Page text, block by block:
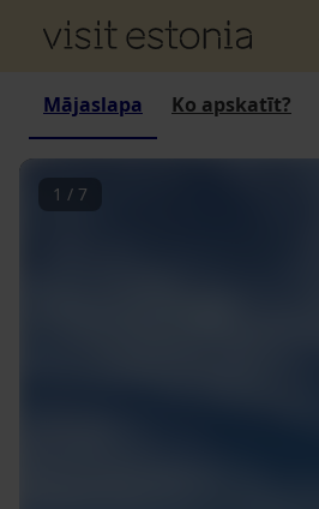
Mājaslapa Ko apskatīt?
1 / 7